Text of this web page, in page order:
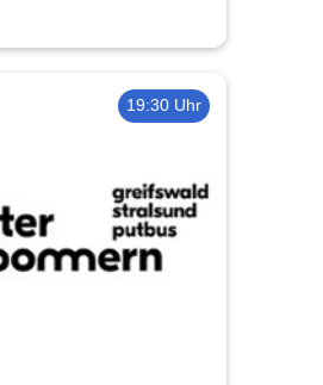
19:30 Uhr